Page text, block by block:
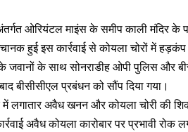
अंतर्गत ओरियंटल माइंस के समीप काली
हुई इस कार्रवाई से कोयला चोरों में
के साथ सोनराडीह ओपी पुलिस और
बीसीसीएल प्रबंधन को सौंप दिया गया।
लगातार अवैध खनन और कोयला चोरी की
अवैध कोयला कारोबार पर प्रभावी रोक